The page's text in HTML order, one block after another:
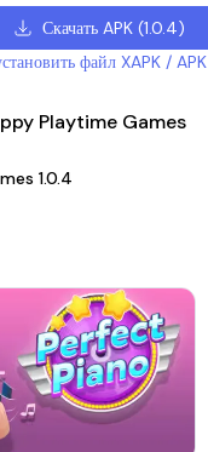
Скачать APK(1.0.4)
файл XAPK / APK
Playtime Games
1.0.4